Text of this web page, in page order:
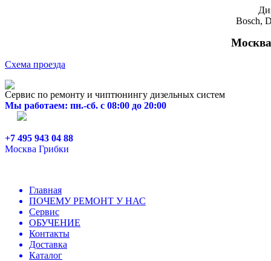
Bosch,
Схема проезда
Сервис по ремонту и чиптюнингу дизельных систем
Мы работаем: пн.-сб. с 08:00 до 20:00
+7 495 943 04 88
Москва Грибки
Главная
ПОЧЕМУ РЕМОНТ У НАС
Сервис
ОБУЧЕНИЕ
Контакты
Доставка
Каталог